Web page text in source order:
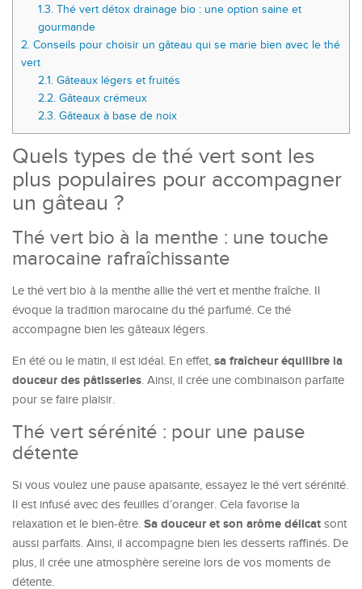
1.3. Thé vert détox drainage bio : une option saine et
gourmande
2. Conseils pour choisir un gâteau qui se marie bien avec le thé
vert
2.1. Gâteaux légers et fruités
2.2. Gâteaux crémeux
2.3. Gâteaux à base de noix
Quels types de thé vert sont les
plus populaires pour accompagner
un gâteau ?
Thé vert bio à la menthe : une touche
marocaine rafraîchissante
Le thé vert bio à la menthe allie thé vert et menthe fraîche. Il
évoque la tradition marocaine du thé parfumé. Ce thé
accompagne bien les gâteaux légers.
En été ou le matin, il est idéal. En effet, sa fraîcheur équilibre la
douceur des pâtisseries. Ainsi, il crée une combinaison parfaite
pour se faire plaisir.
Thé vert sérénité : pour une pause
détente
Si vous voulez une pause apaisante, essayez le thé vert sérénité.
Il est infusé avec des feuilles d’oranger. Cela favorise la
relaxation et le bien-être. Sa douceur et son arôme délicat sont
aussi parfaits. Ainsi, il accompagne bien les desserts raffinés. De
plus, il crée une atmosphère sereine lors de vos moments de
détente.